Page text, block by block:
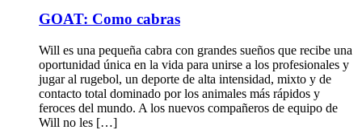
GOAT: Como cabras
Will es una pequeña cabra con grandes sueños que recibe una
oportunidad única en la vida para unirse a los profesionales y
jugar al rugebol, un deporte de alta intensidad, mixto y de
contacto total dominado por los animales más rápidos y
feroces del mundo. A los nuevos compañeros de equipo de
Will no les […]